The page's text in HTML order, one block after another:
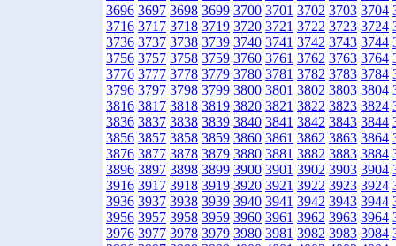
3696 3697 3698 3699 3700 3701 3702 3703 3704
3716 3717 3718 3719 3720 3721 3722 3723 3724
3736 3737 3738 3739 3740 3741 3742 3743 3744
3756 3757 3758 3759 3760 3761 3762 3763 3764
3776 3777 3778 3779 3780 3781 3782 3783 3784
3796 3797 3798 3799 3800 3801 3802 3803 3804
3816 3817 3818 3819 3820 3821 3822 3823 3824
3836 3837 3838 3839 3840 3841 3842 3843 3844
3856 3857 3858 3859 3860 3861 3862 3863 3864
3876 3877 3878 3879 3880 3881 3882 3883 3884
3896 3897 3898 3899 3900 3901 3902 3903 3904
3916 3917 3918 3919 3920 3921 3922 3923 3924
3936 3937 3938 3939 3940 3941 3942 3943 3944
3956 3957 3958 3959 3960 3961 3962 3963 3964
3976 3977 3978 3979 3980 3981 3982 3983 3984